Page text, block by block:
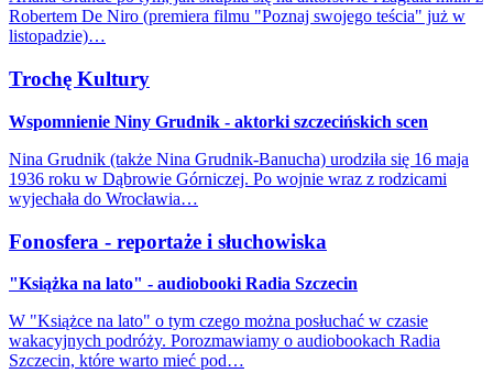
Robertem De Niro (premiera filmu "Poznaj swojego teścia" już w
listopadzie)…
Trochę Kultury
Wspomnienie Niny Grudnik - aktorki szczecińskich scen
Nina Grudnik (także Nina Grudnik-Banucha) urodziła się 16 maja
1936 roku w Dąbrowie Górniczej. Po wojnie wraz z rodzicami
wyjechała do Wrocławia…
Fonosfera - reportaże i słuchowiska
"Książka na lato" - audiobooki Radia Szczecin
W "Książce na lato" o tym czego można posłuchać w czasie
wakacyjnych podróży. Porozmawiamy o audiobookach Radia
Szczecin, które warto mieć pod…